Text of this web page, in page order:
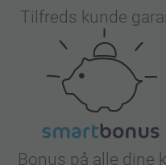
Tilfreds kunde
Bonus på alle dine